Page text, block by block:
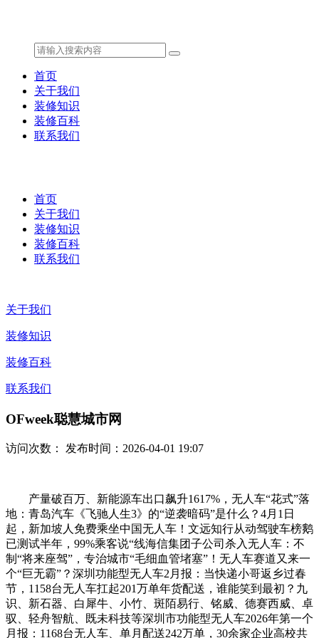
首页
关于我们
装修知识
装修百科
联系我们
首页
关于我们
装修知识
装修百科
联系我们
关于我们
装修知识
装修百科
联系我们
OFweek聪慧城市网
访问次数： 发布时间：2026-04-01 19:07
产量破百万、新能源车出口飙升1617%，无人车“花式”落
地：青岛汽车《飞驰人生3》的“逆袭暗码”是什么？4月1日
起，新加坡人免费乘坐中国无人车！文远知行从动驾驶车榜鹅
已测试半年，99%乘客说“线海信集团子公司杀入无人车：不
制“将来座驾”，专治城市“毛细血管堵塞”！无人车赛道又来一
个“巨无霸”？深圳功能型无人车2月报：当快递小哥返乡过春
节，1158台无人车扛起201万单年货配送，谁能笑到最初？九
识、新石器、白犀牛、小竹、斑陌易行、铭威、德赛西威、卓
驭、轻舟智航、既未科技等深圳市功能型无人车2026年第一个
月报：1168台无人车、单月配送242万单，30余家企业高校共